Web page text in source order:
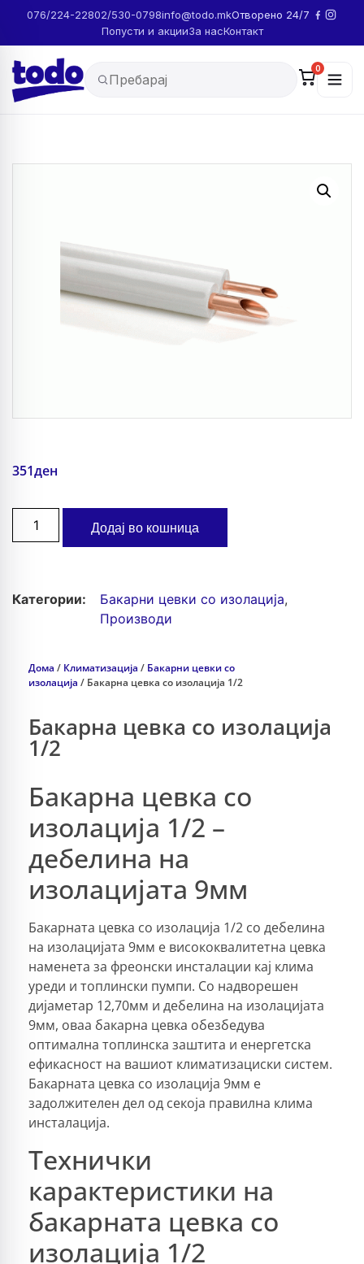
076/224-22802/530-0798info@todo.mkОтворено 24/7
Попусти и акцииЗа насКонтакт
0
351ден
Додај во кошница
Категории: Бакарни цевки со изолација,
Производи
Дома / Климатизација / Бакарни цевки со
изолација / Бакарна цевка со изолација 1/2
Бакарна цевка со изолација
1/2
Бакарна цевка со
изолација 1/2 –
дебелина на
изолацијата 9мм
Бакарната цевка со изолација 1/2 со дебелина
на изолацијата 9мм е висококвалитетна цевка
наменета за фреонски инсталации кај клима
уреди и топлински пумпи. Со надворешен
дијаметар 12,70мм и дебелина на изолацијата
9мм, оваа бакарна цевка обезбедува
оптимална топлинска заштита и енергетска
ефикасност на вашиот климатизациски систем.
Бакарната цевка со изолација 9мм е
задолжителен дел од секоја правилна клима
инсталација.
Технички
карактеристики на
бакарната цевка со
изолација 1/2